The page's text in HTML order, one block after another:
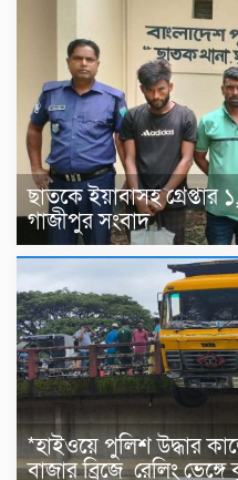
ছাতকে ইয়াবাসহ গ্রেপ্তার
গাজীপুর সংবাদ
*হাইওয়ে পুলিশ উদ্ধার
বাজার ব্রিজে রেলিং